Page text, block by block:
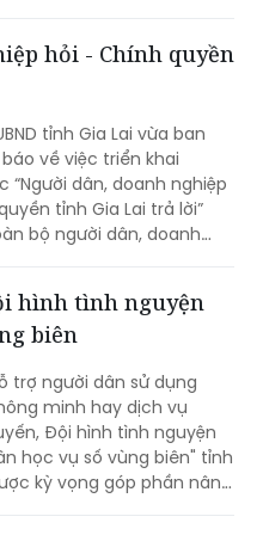
tối đa quyền, lợi ích
bà con.
hỏi - Chính quyền
tỉnh Gia Lai vừa ban
về việc triển khai
“Người dân, doanh nghiệp
tỉnh Gia Lai trả lời”
bộ người dân, doanh
sẽ được triển khai trong
hình tình nguyện
biên
trợ người dân sử dụng
minh hay dịch vụ
Đội hình tình nguyện
học vụ số vùng biên" tỉnh
kỳ vọng góp phần nâng